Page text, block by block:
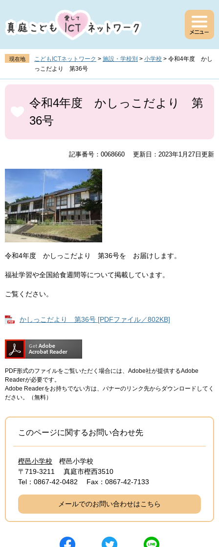
ジ
の
頭
す
。
ュ
ー
飛
し
て
現在地 こどもICTネットワーク > 施設・学校別 > 小学校 > 令和4年度 かし
っこだより 第36号
本
令和4年度 かしっこだより 第
36号
記事番号：0068660 更新日：2023年1月27日更新
令和4年度 かしっこだより 第36号を お届けします。
福祉学習や全国給食週間等について掲載しています。
ご覧ください。
かしっこだより 第36号 [PDFファイル／802KB]
PDF形式のファイルをご覧いただく場合には、Adobe社が提供するAdobe
Readerが必要です。
Adobe Readerをお持ちでない方は、バナーのリンク先からダウンロードしてく
ださい。（無料）
このページに関するお問い合わせ先
樫邑小学校
樫邑小学校
〒719-3211
真庭市樫西3510
Tel：0867-42-0482
Fax：0867-42-7133
メールでのお問い合わせはこちら